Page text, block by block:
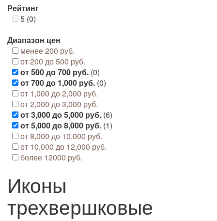
Рейтинг
5 (0)
Диапазон цен
менее 200 руб.
от 200 до 500 руб.
от 500 до 700 руб. (0)
от 700 до 1,000 руб. (0)
от 1,000 до 2,000 руб.
от 2,000 до 3,000 руб.
от 3,000 до 5,000 руб. (6)
от 5,000 до 8,000 руб. (1)
от 8,000 до 10,000 руб.
от 10,000 до 12,000 руб.
более 12000 руб.
Иконы
трехвершковые